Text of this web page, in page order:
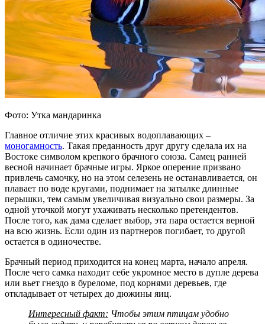
Фото: Утка мандаринка
Главное отличие этих красивых водоплавающих –
моногамность. Такая преданность друг другу сделала их на
Востоке символом крепкого брачного союза. Самец ранней
весной начинает брачные игры. Яркое оперение призвано
привлечь самочку, но на этом селезень не останавливается, он
плавает по воде кругами, поднимает на затылке длинные
перышки, тем самым увеличивая визуально свои размеры. За
одной уточкой могут ухаживать несколько претендентов.
После того, как дама сделает выбор, эта пара остается верной
на всю жизнь. Если один из партнеров погибает, то другой
остается в одиночестве.
Брачный период приходится на конец марта, начало апреля.
После чего самка находит себе укромное место в дупле дерева
или вьет гнездо в буреломе, под корнями деревьев, где
откладывает от четырех до дюжины яиц.
Интересный факт: Чтобы этим птицам удобно